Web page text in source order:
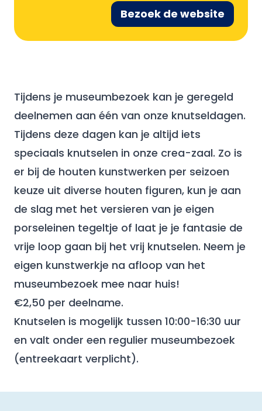
Bezoek de website
Tijdens je museumbezoek kan je geregeld
deelnemen aan één van onze knutseldagen.
Tijdens deze dagen kan je altijd iets
speciaals knutselen in onze crea-zaal. Zo is
er bij de houten kunstwerken per seizoen
keuze uit diverse houten figuren, kun je aan
de slag met het versieren van je eigen
porseleinen tegeltje of laat je je fantasie de
vrije loop gaan bij het vrij knutselen. Neem je
eigen kunstwerkje na afloop van het
museumbezoek mee naar huis!
€2,50 per deelname.
Knutselen is mogelijk tussen 10:00-16:30 uur
en valt onder een regulier museumbezoek
(entreekaart verplicht).